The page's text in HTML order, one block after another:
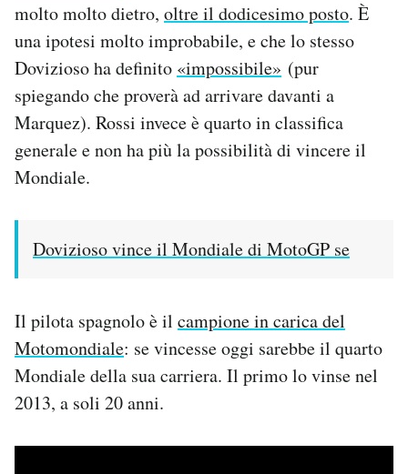
molto molto dietro, oltre il dodicesimo posto. È
una ipotesi molto improbabile, e che lo stesso
Dovizioso ha definito «impossibile» (pur
spiegando che proverà ad arrivare davanti a
Marquez). Rossi invece è quarto in classifica
generale e non ha più la possibilità di vincere il
Mondiale.
Dovizioso vince il Mondiale di MotoGP se
Il pilota spagnolo è il campione in carica del
Motomondiale: se vincesse oggi sarebbe il quarto
Mondiale della sua carriera. Il primo lo vinse nel
2013, a soli 20 anni.